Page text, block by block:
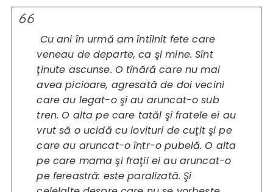
Cu ani în urmă am întîlnit fete care
veneau de departe, ca şi mine. Sînt
ţinute ascunse. O tînără care nu mai
avea picioare, agresată de doi vecini
care au legat-o şi au aruncat-o sub
tren. O alta pe care tatăl şi fratele ei au
vrut să o ucidă cu lovituri de cuţit şi pe
care au aruncat-o într-o pubelă. O alta
pe care mama şi fraţii ei au aruncat-o
pe fereastră: este paralizată. Şi